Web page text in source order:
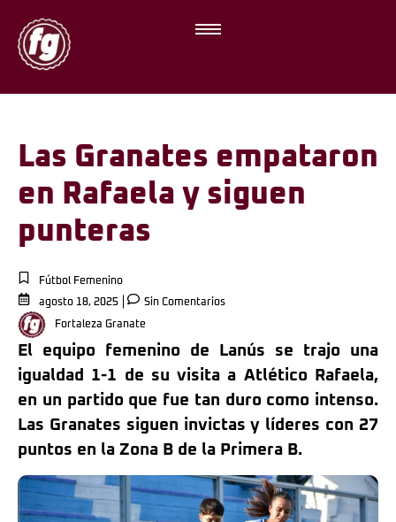
Las Granates empataron
en Rafaela y siguen
punteras
Fútbol Femenino
agosto 18, 2025
Sin Comentarios
Fortaleza Granate
El equipo femenino de Lanús se trajo una
igualdad 1-1 de su visita a Atlético Rafaela,
en un partido que fue tan duro como intenso.
Las Granates siguen invictas y líderes con 27
puntos en la Zona B de la Primera B.